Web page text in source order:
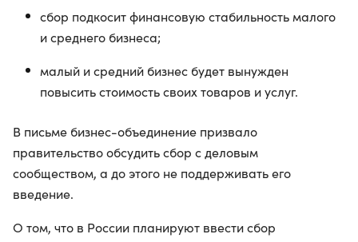
сбор подкосит финансовую стабильность малого
и среднего бизнеса;
малый и средний бизнес будет вынужден
повысить стоимость своих товаров и услуг.
В письме бизнес-объединение призвало
правительство обсудить сбор с деловым
сообществом, а до этого не поддерживать его
введение.
О том, что в России планируют ввести сбор